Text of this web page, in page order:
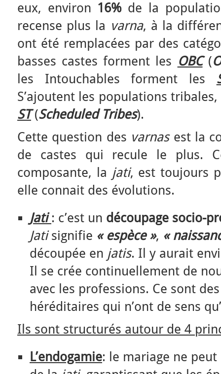
eux, environ 16%de la
recense plus la varna, à la
ont été remplacées par des
basses castes forment les OBC(
les Intouchables forment les
S’ajoutent les populations
ST(Scheduled Tribes).
Cette question des varnasest la
de castes qui recule le plus.
composante, la jati, est toujours
elle connait des évolutions.
Jati: c’est un découpage socio-
Jatisignifie « espèce », «
découpée en jatis. Il y aurait
Il se crée continuellement de
avec les professions. Ce sont
héréditaires qui n’ont de sens
Ils sont structurés autour de 4
L’endogamie: le mariage ne peut